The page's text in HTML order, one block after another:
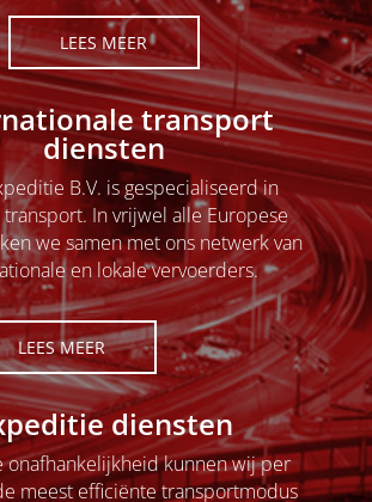
LEES MEER
transport
diensten
B.V. is gespecialiseerd in
transport. In vrijwel alle Europese
we samen met ons netwerk van
en lokale vervoerders.
LEES MEER
diensten
onafhankelijkheid kunnen wij per
meest efficiënte transportmodus